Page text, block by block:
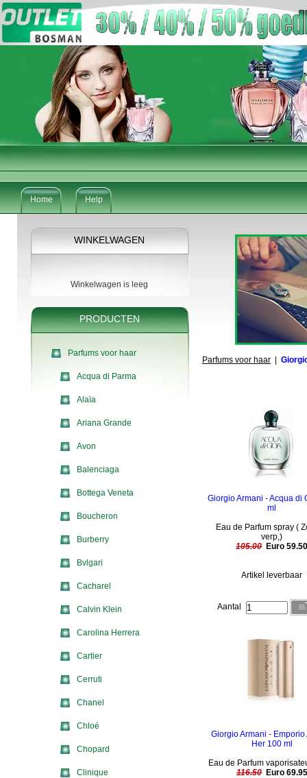
Home Help
WINKELWAGEN
Winkelwagen is leeg
PRODUCTEN
Parfums voor haar
Acqua di Parma
Alaïa
Ariana Grande
Avon
Balenciaga
Bottega Veneta
Boucheron
Burberry
Bvlgari
Cacharel
Calvin Klein
Carolina Herrera
Cartier
Cerruti
Chanel
Chloé
Chopard
Clinique
Parfums voor haar
Giorgio Armani - Acqua di
ml
Eau de Parfum spray (
verp,)
105.00 Euro
Artikel leverbaar
Aantal
Giorgio Armani - Emporio
Her 100 ml
Eau de Parfum
116.50 Euro 69.95